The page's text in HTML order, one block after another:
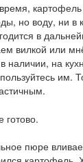
картофель
но воду, ни в
в
вилкой или
наличии, на
им.
пюре